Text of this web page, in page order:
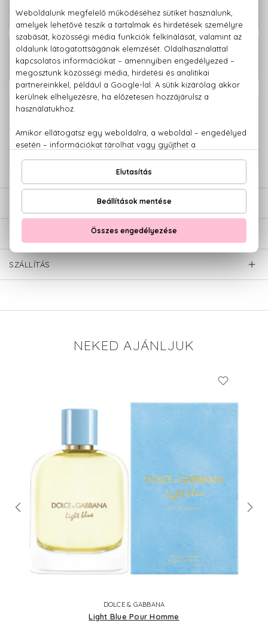
K Eau De Toilette
K Eau De Parfum Intense
20.460 Ft -
100% eredeti termékek,
Kérdésed van, elakadtál? Hívd ügyfélszolgálatunkat: +36 20
779 1926
LEÍRÁS
SZÁLLÍTÁS
NEKED AJÁNLJUK
DOLCE & GABBANA
Light Blue Pour Homme